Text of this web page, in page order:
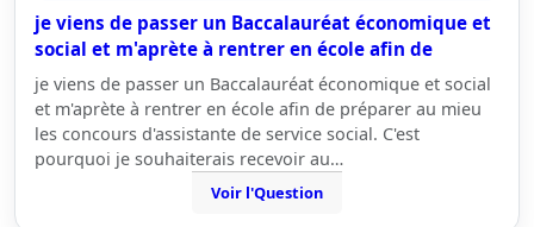
je viens de passer un Baccalauréat économique et
social et m'aprète à rentrer en école afin de
je viens de passer un Baccalauréat économique et social
et m'aprète à rentrer en école afin de préparer au mieu
les concours d'assistante de service social. C'est
pourquoi je souhaiterais recevoir au…
Voir l'Question